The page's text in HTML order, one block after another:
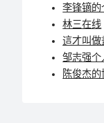
李锋镝的
林三在线
這才叫做
邹志强个
陈俊杰的